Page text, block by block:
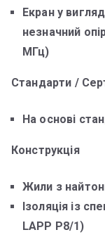
Екран у
незначний
МГц)
Стандарти /
На основі
Конструкція
Жили з
Ізоляція із
LAPP P8/1)